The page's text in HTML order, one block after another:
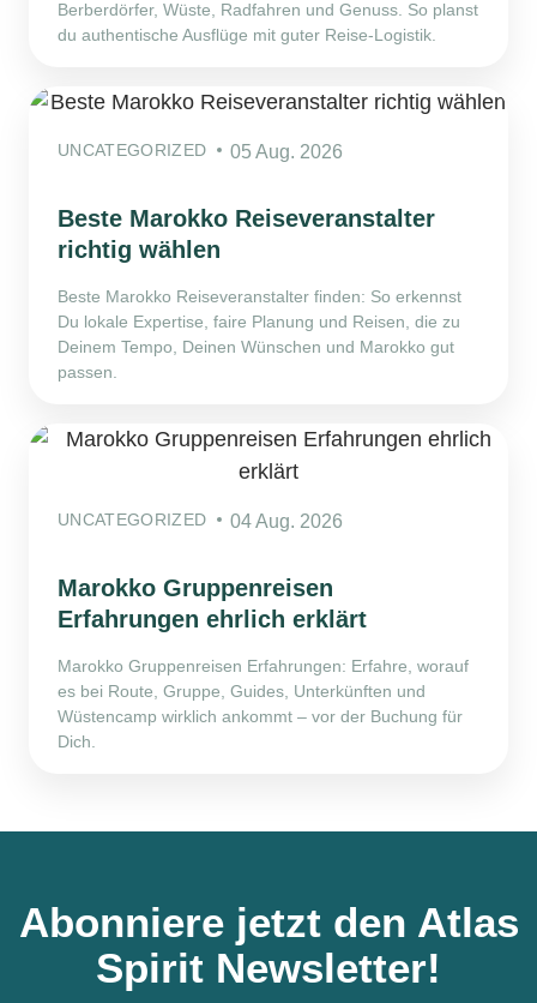
Berberdörfer, Wüste, Radfahren und Genuss. So planst
du authentische Ausflüge mit guter Reise-Logistik.
UNCATEGORIZED 05 Aug. 2026
Beste Marokko Reiseveranstalter
richtig wählen
Beste Marokko Reiseveranstalter finden: So erkennst
Du lokale Expertise, faire Planung und Reisen, die zu
Deinem Tempo, Deinen Wünschen und Marokko gut
passen.
UNCATEGORIZED 04 Aug. 2026
Marokko Gruppenreisen
Erfahrungen ehrlich erklärt
Marokko Gruppenreisen Erfahrungen: Erfahre, worauf
es bei Route, Gruppe, Guides, Unterkünften und
Wüstencamp wirklich ankommt – vor der Buchung für
Dich.
Abonniere jetzt den Atlas
Spirit Newsletter!